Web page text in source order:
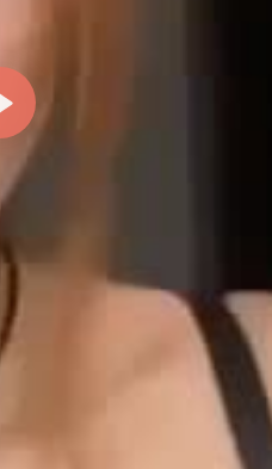
Reproducir